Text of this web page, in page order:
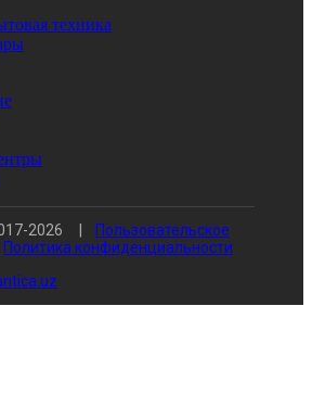
техника
2026
Пользовательское
Политика конфиденциальности